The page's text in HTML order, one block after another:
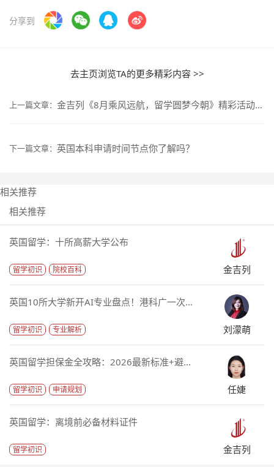
分享到
去主页浏览TA的更多精彩内容 >>
上一篇文章： 金吉列《8月乘风远航，留学圆梦今朝》精彩活动抢先看
下一篇文章： 英国本科申请时间节点你了解吗？
相关推荐
相关推荐
英国留学：十所高薪大学公布
留学初识 院校百科 金吉列
英国10所大学新开AI专业盘点！港科广一次...
留学初识 专业解析 刘濛萌
英国留学担保金全攻略：2026最新标准+避...
留学初识 申请规划 任婕
英国留学：离境前必备材料证件
留学初识 金吉列